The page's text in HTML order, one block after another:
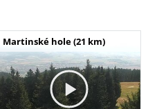
Martinské hole (21 km)